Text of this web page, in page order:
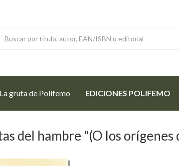
La gruta de Polifemo EDICIONES POLIFEMO
del hambre "(O los